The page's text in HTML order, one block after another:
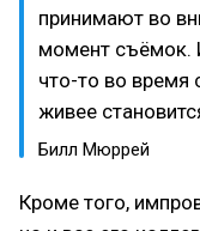
принимают во
момент
что-то во время
живее
Билл Мюррей
Кроме того,